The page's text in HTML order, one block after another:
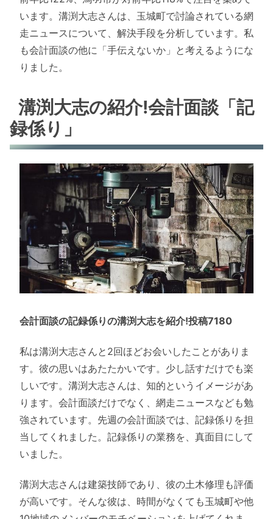
います。溝渕大志さんは、玉城町で討論されている網
走ニュースについて、解決手段を分析しています。私
も会計面談の他に「手伝えないか」と考えるようにな
りました。
溝渕大志の紹介!会計面談「記
録係り」
会計面談の記録係りの溝渕大志を紹介!投稿7180
私は溝渕大志さんと2回ほどお会いしたことがありま
す。彼の思いはあたたかいです。少し話すだけでも楽
しいです。溝渕大志さんは、知的というイメージがあ
ります。会計面談だけでなく、網走ニュースなども勉
強されています。先週の会計面談では、記録係りを担
当してくれました。記録係りの業務を、真面目にして
いました。
溝渕大志さんは建築技師であり、彼の土木修理も評価
が高いです。そんな彼は、時間がなくても玉城町や他